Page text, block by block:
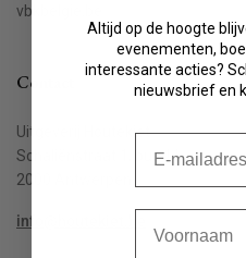
vbkbelgie.be
Contact
Uitgeverij Houtekiet
Schaliënstraat 1, bus 11
2000 Antwerpen
info@houtekiet.be
Altijd op de hoogte
evenementen,
interessante acties?
nieuwsbrief en